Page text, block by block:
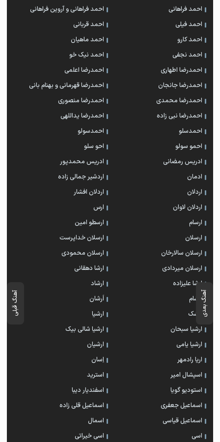
آهنگ بعدی آهنگ قبلی
احمد فراهانی
احمد فراهانی و آروین فراهانی
احمد فیلی
احمد قربانی
احمد کارو
احمد ماهیان
احمد نجفی
احمد نیک خو
احمدرضا اطهاری
احمدرضا اعلمی
احمدرضا جانجان
احمدرضا قهرمانی و بهنام بانی
احمدرضا محمدی
احمدرضا منصوری
احمدرضا نبی زاده
احمدرضا یداللهی
احمدسلو
احمدسولو
احمو سولو
احو سلو
ادریس رمضانی
ادریس محمدپور
ادمان
اردشیر جمالی زاده
اردلان
اردلان افشار
اردلان لاوان
ارس
ارسام
ارسطو امین
ارسلان
ارسلان خداپرست
ارسلان سالارخان
ارسلان محمودی
ارسلان میردادی
ارشا دهقانی
ارشا علیزاده
ارشاد
ارشام
اَرشان
ارشک
ارشیا
ارشیا سبحان
ارشیا شالی بیک
ارشیا یامی
ارشیان
اریا رادمهر
اِسان
اسپشال امیر
استرید
استودیو گویا
اسفندیار دیبا
اسماعیل جعفری
اسماعیل قلی زاده
اسماعیل قیاسی
اسمال
اسی
اسی خیراتی